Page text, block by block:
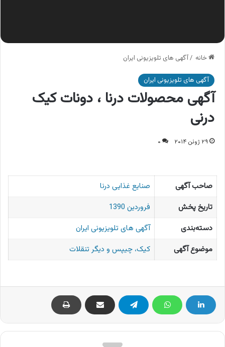
خانه /آگهی های تلویزیونی ایران
آگهی های تلویزیونی ایران
آگهی محصولات درنا ، دونات کیک
درنی
۲۹ ژوئن ۲۰۱۴ ۰
صاحب آگهی
صنایع غذایی درنا
تاریخ پخش
فروردین 1390
دسته‌بندی
آگهی های تلویزیونی ایران
موضوع آگهی
کیک، چیپس و دیگر تنقلات